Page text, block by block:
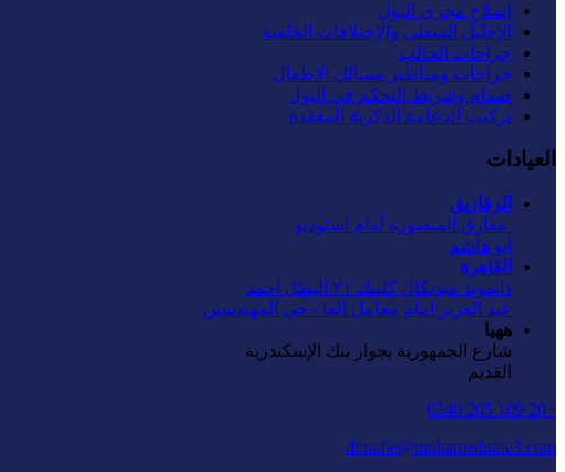
إصلاح مجرى البول
الإحليل السفلي والإختلافات الخلقية
جراحات الحالب
جراحات ومناظير مسالك الاطفال
صمام وشريط التحكم في البول
تركيب الدعامة الذكرية المعقدة
العيادات
الزقازيق
‏ مفارق المنصورة أمام استوديو
أبو هاشم
القاهرة
دايموند ميديكال كلينك ٢١ البطل احمد
عبد العزيز امام معامل الفا - حي المهندسين
ههيا
شارع الجمهورية بجوار بنك الإسكندرية
القديم
+20 109 205 6240
dr.nafie@mohamednafe3.com